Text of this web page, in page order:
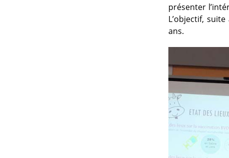
présenter
L’objectif,
ans.